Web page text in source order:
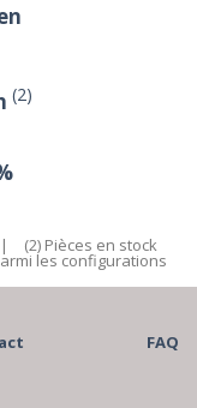
(2)
| (2) Pièces en stock
les configurations
FAQ